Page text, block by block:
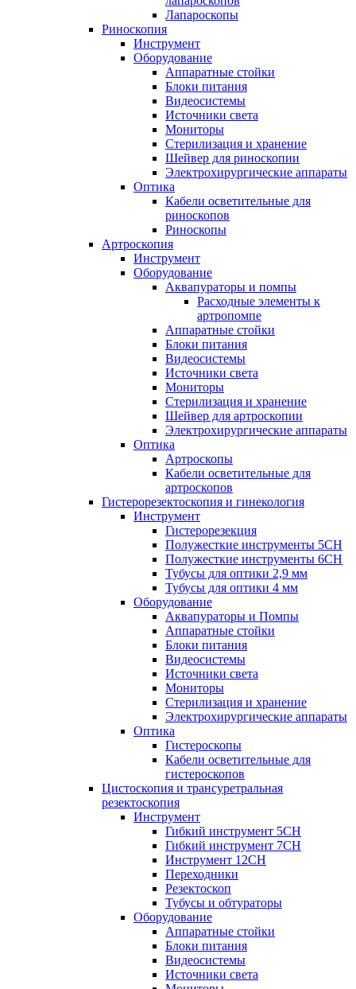
Лапароскопы
Риноскопия
Инструмент
Оборудование
Аппаратные стойки
Блоки питания
Видеосистемы
Источники света
Мониторы
Стерилизация и хранение
Шейвер для риноскопии
Электрохирургические аппараты
Оптика
Кабели осветительные для
риноскопов
Риноскопы
Артроскопия
Инструмент
Оборудование
Аквапураторы и помпы
Расходные элементы к
артропомпе
Аппаратные стойки
Блоки питания
Видеосистемы
Источники света
Мониторы
Стерилизация и хранение
Шейвер для артроскопии
Электрохирургические аппараты
Оптика
Артроскопы
Кабели осветительные для
артроскопов
Гистерорезектоскопия и гинекология
Инструмент
Гистерорезекция
Полужесткие инструменты 5CH
Полужесткие инструменты 6CH
Тубусы для оптики 2,9 мм
Тубусы для оптики 4 мм
Оборудование
Аквапураторы и Помпы
Аппаратные стойки
Блоки питания
Видеосистемы
Источники света
Мониторы
Стерилизация и хранение
Электрохирургические аппараты
Оптика
Гистероскопы
Кабели осветительные для
гистероскопов
Цистоскопия и трансуретральная
резектоскопия
Инструмент
Гибкий инструмент 5CH
Гибкий инструмент 7CH
Инструмент 12CH
Переходники
Резектоскоп
Тубусы и обтураторы
Оборудование
Аппаратные стойки
Блоки питания
Видеосистемы
Источники света